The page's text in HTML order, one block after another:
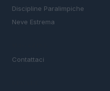
Discipline Paralimpiche
Neve Estrema
Contattaci